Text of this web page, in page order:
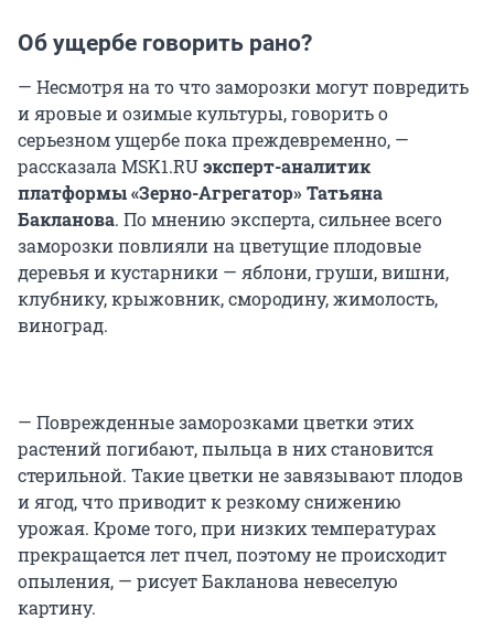
Об ущербе говорить рано?
— Несмотря на то что заморозки могут повредить
и яровые и озимые культуры, говорить о
серьезном ущербе пока преждевременно, —
рассказала MSK1.RUэксперт-аналитик
платформы «Зерно-Агрегатор» Татьяна
Бакланова. По мнению эксперта, сильнее всего
заморозки повлияли на цветущие плодовые
деревья и кустарники — яблони, груши, вишни,
клубнику, крыжовник, смородину, жимолость,
виноград.
— Поврежденные заморозками цветки этих
растений погибают, пыльца в них становится
стерильной. Такие цветки не завязывают плодов
и ягод, что приводит к резкому снижению
урожая. Кроме того, при низких температурах
прекращается лет пчел, поэтому не происходит
опыления, — рисует Бакланова невеселую
картину.